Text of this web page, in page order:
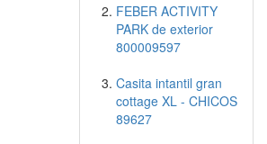
FEBER ACTIVITY
PARK de exterior
800009597
Casita intantil gran
cottage XL - CHICOS
89627